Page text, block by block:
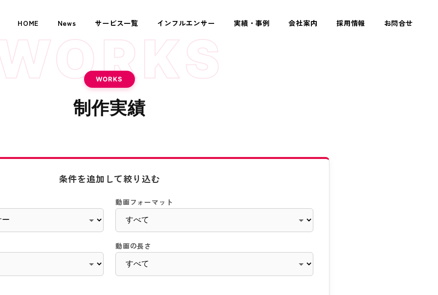
HOME News サービス一覧 インフルエンサー 実績・事例 会社案内 採用情報 お問合せ
WORKS
制作実績
条件を追加して絞り込む
動画フォーマット
動画の長さ